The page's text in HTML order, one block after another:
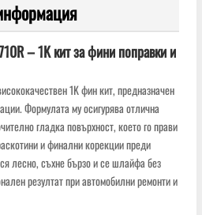
– 1K кит за фини поправки и
1K фин кит, предназначен
Формулата му осигурява отлична
гладка повърхност, което го прави
и финални корекции преди
лесно, съхне бързо и се шлайфа без
резултат при автомобилни ремонти и